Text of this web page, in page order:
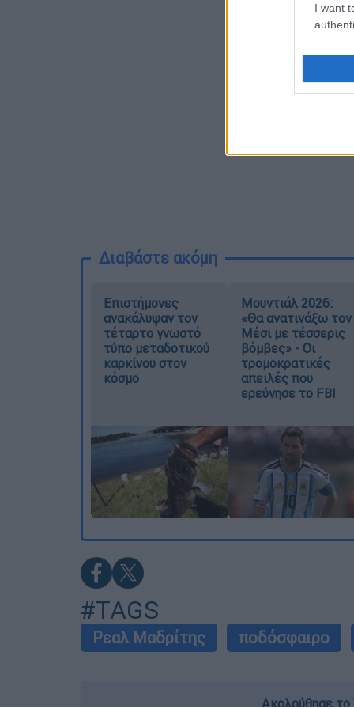
I want
Διαβάστε ακόμη
Επιστήμονες
ανακάλυψαν τον
τέταρτο γνωστό
τύπο μεταδοτικού
καρκίνου στον
κόσμο
Μουντιάλ 2026:
«Θα ανατινάξω τον
Μέσι με τέσσερις
βόμβες» - Οι
τρομοκρατικές
απειλές που
ερεύνησε το FBI
#TAGS
Ρεαλ Μαδρίτης ποδόσφαιρο
Ακολούθησε το